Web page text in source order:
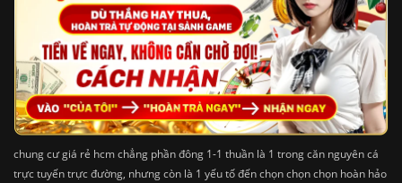
chung cư giá rẻ hcm chẳng phần đông 1-1 thuần là 1 trong căn nguyên cá
trực tuyến trực đường, nhưng còn là 1 yếu tố đến chọn chọn chọn hoàn hảo